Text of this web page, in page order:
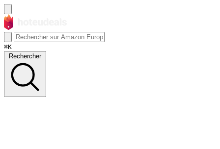
⌘K
Rechercher